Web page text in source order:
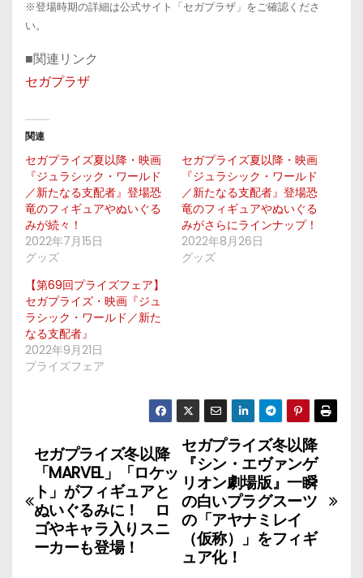
※登場時期の詳細は公式サイト「セガプラザ」をご確認くださ
い。
■関連リンク
セガプラザ
関連
セガプライズ夏以降・映画
『ジュラシック・ワールド
／新たなる支配者』登場恐
竜のフィギュアやぬいぐる
みが続々！
2022年7月15日
グッズ
セガプライズ夏以降・映画
『ジュラシック・ワールド
／新たなる支配者』登場恐
竜のフィギュアやぬいぐる
みがさらにラインナップ！
2022年8月26日
グッズ
【第69回プライズフェア】
セガプライズ・映画『ジュ
ラシック・ワールド／新た
なる支配者』
2022年9月21日
プライズフェア
投
稿
ナ
ビ
セガプライズ冬以降
『シン・エヴァンゲ
リオン劇場版』一瞬
の白いプラグスーツ
の「アヤナミレイ
（仮称）」をフィギ
ュア化！
セガプライズ冬以降
「MARVEL」「ロケッ
ト」がフィギュアと
ぬいぐるみに！ ロ
ゴやキャラ入りスニ
ーカーも登場！